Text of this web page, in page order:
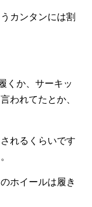
カンタンには割
くか、サーキッ
われてたとか、
れるくらいです
ホイールは履き